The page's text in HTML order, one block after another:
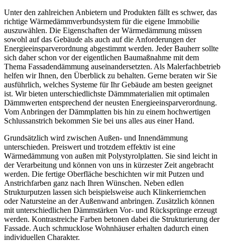
Unter den zahlreichen Anbietern und Produkten fällt es schwer, das
richtige Wärmedämmverbundsystem für die eigene Immobilie
auszuwählen. Die Eigenschaften der Wärmedämmung müssen
sowohl auf das Gebäude als auch auf die Anforderungen der
Energieeinsparverordnung abgestimmt werden. Jeder Bauherr sollte
sich daher schon vor der eigentlichen Baumaßnahme mit dem
Thema Fassadendämmung auseinandersetzten. Als Malerfachbetrieb
helfen wir Ihnen, den Überblick zu behalten. Gerne beraten wir Sie
ausführlich, welches Systeme für Ihr Gebäude am besten geeignet
ist. Wir bieten unterschiedlichste Dämmmaterialien mit optimalen
Dämmwerten entsprechend der neusten Energieeinsparverordnung.
Vom Anbringen der Dämmplatten bis hin zu einem hochwertigen
Schlussanstrich bekommen Sie bei uns alles aus einer Hand.
Grundsätzlich wird zwischen Außen- und Innendämmung
unterschieden. Preiswert und trotzdem effektiv ist eine
Wärmedämmung von außen mit Polystyrolplatten. Sie sind leicht in
der Verarbeitung und können von uns in kürzester Zeit angebracht
werden. Die fertige Oberfläche beschichten wir mit Putzen und
Anstrichfarben ganz nach Ihren Wünschen. Neben edlen
Strukturputzen lassen sich beispielsweise auch Klinkerriemchen
oder Natursteine an der Außenwand anbringen. Zusätzlich können
mit unterschiedlichen Dämmstärken Vor- und Rücksprünge erzeugt
werden. Kontrastreiche Farben betonen dabei die Strukturierung der
Fassade. Auch schmucklose Wohnhäuser erhalten dadurch einen
individuellen Charakter.